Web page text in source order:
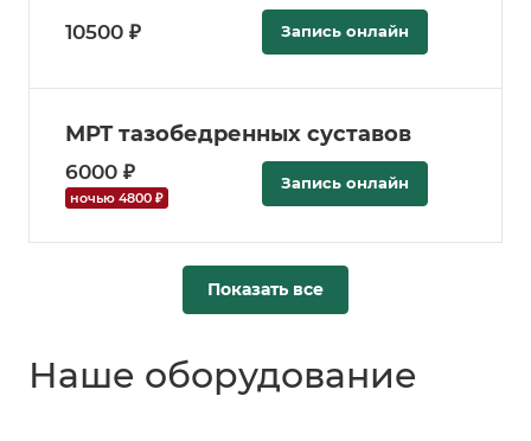
10500 ₽ Запись онлайн
МРТ тазобедренных суставов
6000 ₽
ночью 4800 ₽
Запись онлайн
Показать все
Наше оборудование